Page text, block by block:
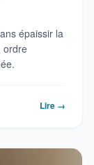
épaissir la
ordre
Lire →